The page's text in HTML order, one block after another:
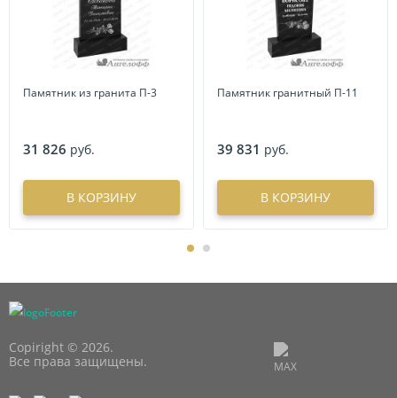
Памятник из гранита П-3
31 826 руб.
В КОРЗИНУ
Памятник гранитный П-11
39 831 руб.
В КОРЗИНУ
Copiright © 2026.
Все права защищены.